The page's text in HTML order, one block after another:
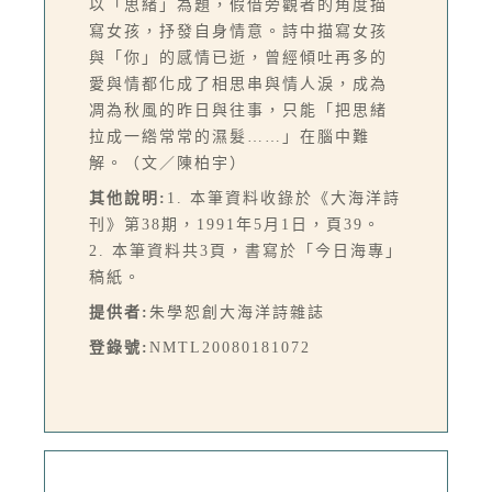
以「思緒」為題，假借旁觀者的角度描
寫女孩，抒發自身情意。詩中描寫女孩
與「你」的感情已逝，曾經傾吐再多的
愛與情都化成了相思串與情人淚，成為
凋為秋風的昨日與往事，只能「把思緒
拉成一綹常常的濕髮……」在腦中難
解。（文／陳柏宇）
其他說明: 1. 本筆資料收錄於《大海洋詩
刊》第38期，1991年5月1日，頁39。
2. 本筆資料共3頁，書寫於「今日海專」
稿紙。
提供者: 朱學恕創大海洋詩雜誌
登錄號: NMTL20080181072